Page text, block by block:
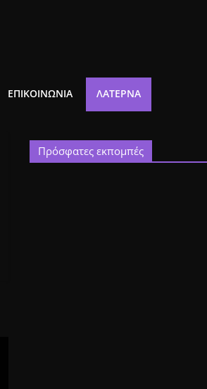
ΕΠΙΚΟΙΝΩΝΙΑ ΛΑΤΈΡΝΑ
Πρόσφατες εκπομπές